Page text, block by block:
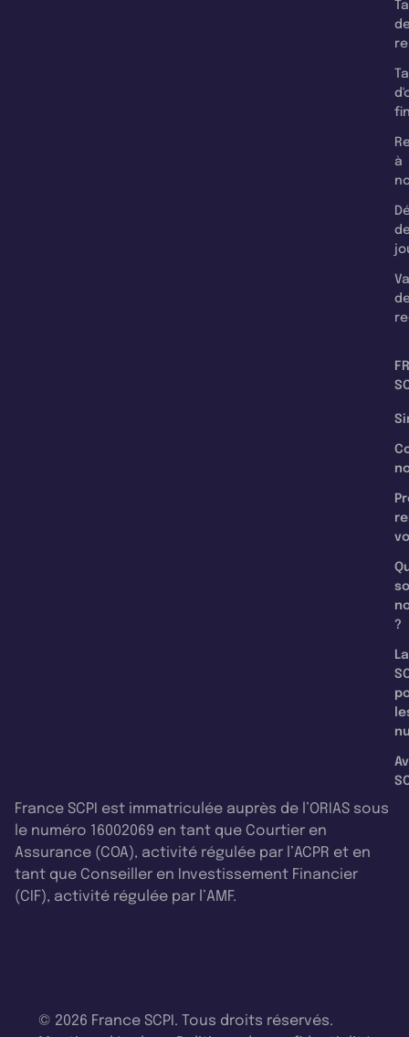
à
?
La
France SCPI est immatriculée auprès de l’ORIAS sous
le numéro 16002069 en tant que Courtier en
Assurance (COA), activité régulée par l’ACPR et en
tant que Conseiller en Investissement Financier
(CIF), activité régulée par l’AMF.
© 2026 France SCPI. Tous droits réservés.